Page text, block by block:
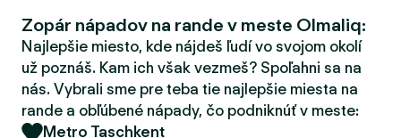
d
e
r
Zopár nápadov na rande v meste Olmaliq:
Najlepšie miesto, kde nájdeš ľudí vo svojom okolí
už poznáš. Kam ich však vezmeš? Spoľahni sa na
nás. Vybrali sme pre teba tie najlepšie miesta na
rande a obľúbené nápady, čo podniknúť v meste:
Metro Taschkent